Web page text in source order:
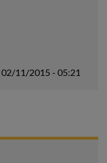
02/11/2015 - 05:21